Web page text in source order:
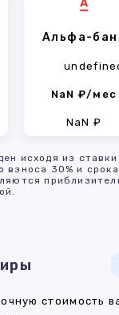
Альфа-
NaN ₽/мес
NaN ₽
исходя из ставки
взноса 30% и
стоимость